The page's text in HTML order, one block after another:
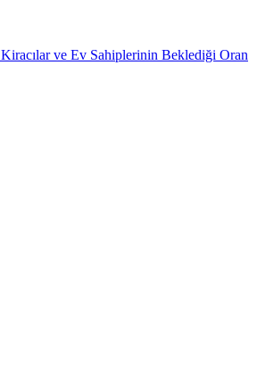
Kiracılar ve Ev Sahiplerinin Beklediği Oran